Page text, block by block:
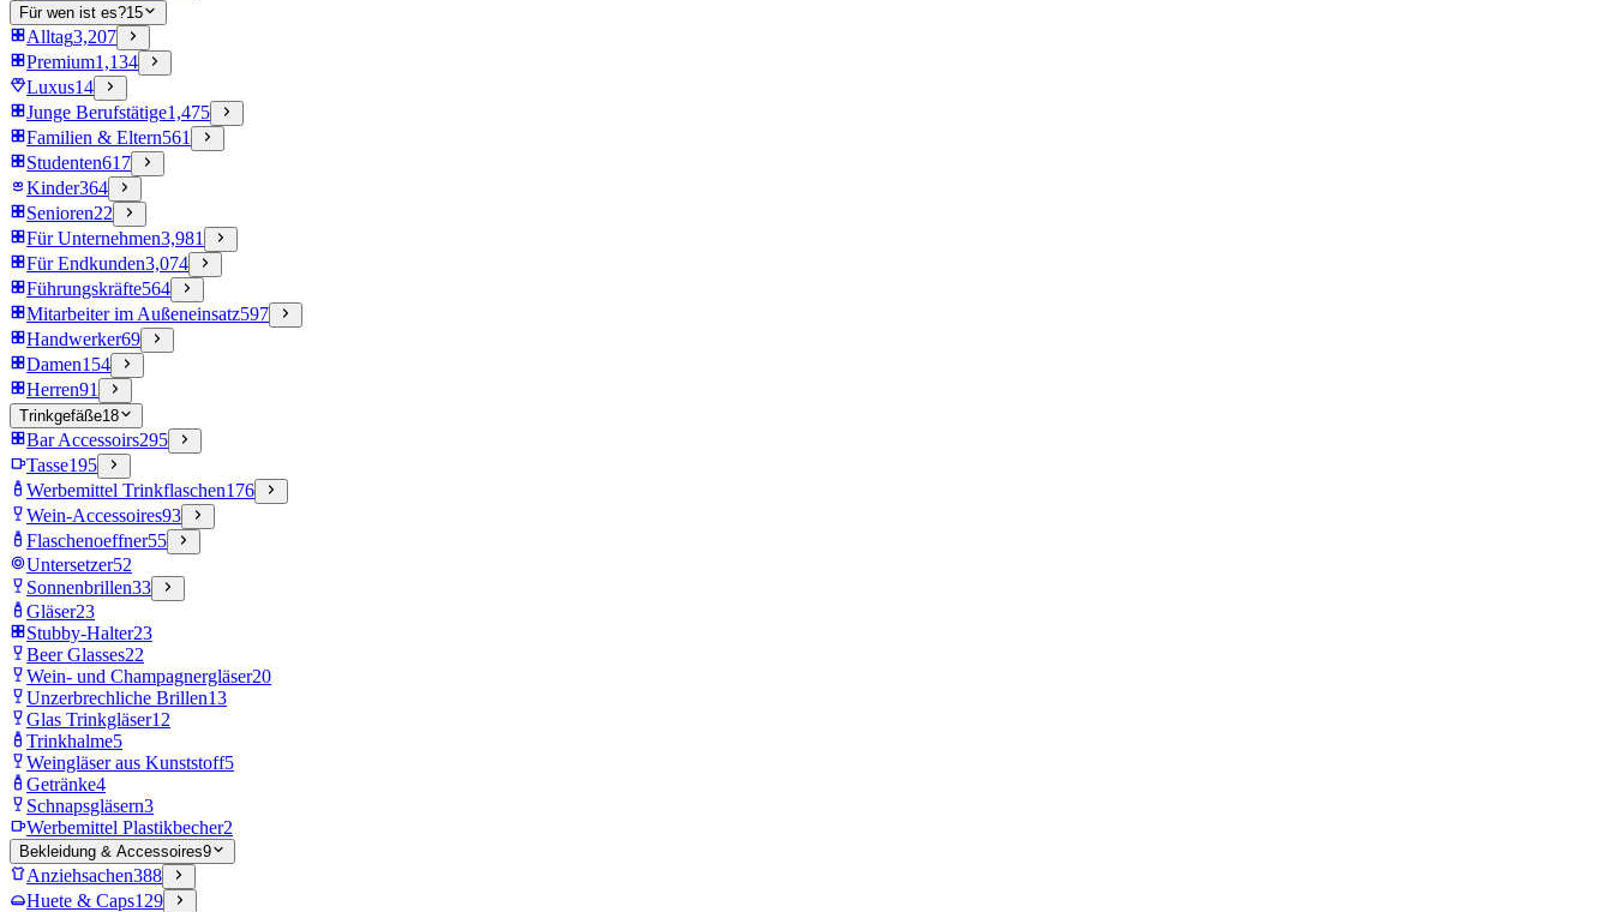
Für wen ist es?15
Alltag3,207
Premium1,134
Luxus14
Junge Berufstätige1,475
Familien & Eltern561
Studenten617
Kinder364
Senioren22
Für Unternehmen3,981
Für Endkunden3,074
Führungskräfte564
Mitarbeiter im Außeneinsatz597
Handwerker69
Damen154
Herren91
Trinkgefäße18
Bar Accessoirs295
Tasse195
Werbemittel Trinkflaschen176
Wein-Accessoires93
Flaschenoeffner55
Untersetzer52
Sonnenbrillen33
Gläser23
Stubby-Halter23
Beer Glasses22
Wein- und Champagnergläser20
Unzerbrechliche Brillen13
Glas Trinkgläser12
Trinkhalme5
Weingläser aus Kunststoff5
Getränke4
Schnapsgläsern3
Werbemittel Plastikbecher2
Bekleidung & Accessoires9
Anziehsachen388
Huete & Caps129